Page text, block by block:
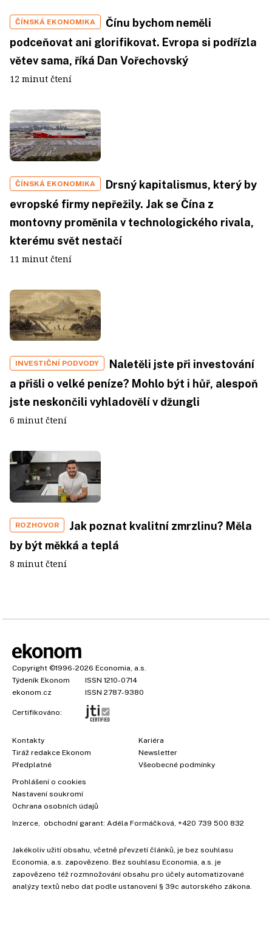
ČÍNSKÁ EKONOMIKA
Čínu bychom neměli
podceňovat ani glorifikovat. Evropa si podřízla
větev sama, říká Dan Vořechovský
12 minut čtení
ČÍNSKÁ EKONOMIKA
Drsný kapitalismus, který by
evropské firmy nepřežily. Jak se Čína z
montovny proměnila v technologického rivala,
kterému svět nestačí
11 minut čtení
INVESTIČNÍ PODVODY
Naletěli jste při investování
a přišli o velké peníze? Mohlo být i hůř, alespoň
jste neskončili vyhladovělí v džungli
6 minut čtení
ROZHOVOR
Jak poznat kvalitní zmrzlinu? Měla
by být měkká a teplá
8 minut čtení
Copyright ©1996-2026 Economia, a.s.
Týdeník Ekonom
ISSN 1210-0714
ekonom.cz
ISSN 2787-9380
Certifikováno:
Kontakty
Tiráž redakce Ekonom
Předplatné
Kariéra
Newsletter
Všeobecné podmínky
Prohlášení o cookies
Nastavení soukromí
Ochrana osobních údajů
Inzerce , obchodní garant: Adéla Formáčková +420 739 500 832
Jakékoliv užití obsahu, včetně převzetí článků, je bez souhlasu
Economia, a.s. zapovězeno. Bez souhlasu Economia, a.s. je
zapovězeno též rozmnožování obsahu pro účely automatizované
analýzy textů nebo dat podle ustanovení § 39c autorského zákona.